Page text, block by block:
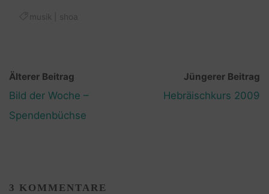
musik shoa
Älterer Beitrag
Bild der Woche –
Spendenbüchse
Jüngerer Beitrag
Hebräischkurs 2009
3 KOMMENTARE